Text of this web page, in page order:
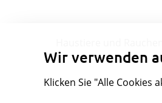
Wir verwenden
Klicken Sie "Alle Cookies